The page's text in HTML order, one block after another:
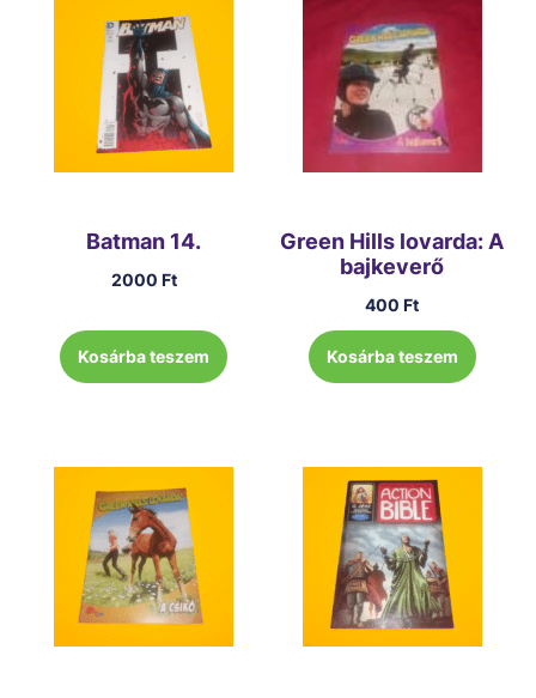
Batman 14.
2000 Ft
Kosárba teszem
Green Hills lovarda: A
bajkeverő
400Ft
Kosárba teszem